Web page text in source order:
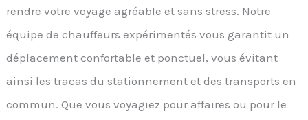
rendre votre voyage agréable et sans stress. Notre
équipe de chauffeurs expérimentés vous garantit un
déplacement confortable et ponctuel, vous évitant
ainsi les tracas du stationnement et des transports en
commun. Que vous voyagiez pour affaires ou pour le